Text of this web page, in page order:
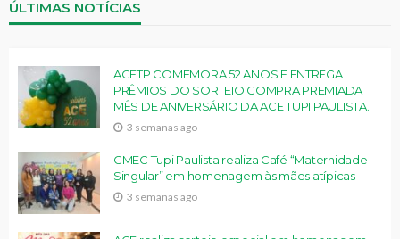
ÚLTIMAS NOTÍCIAS
ACETP COMEMORA 52 ANOS E ENTREGA
PRÊMIOS DO SORTEIO COMPRA PREMIADA
MÊS DE ANIVERSÁRIO DA ACE TUPI PAULISTA.
3 semanas ago
CMEC Tupi Paulista realiza Café “Maternidade
Singular” em homenagem às mães atípicas
3 semanas ago